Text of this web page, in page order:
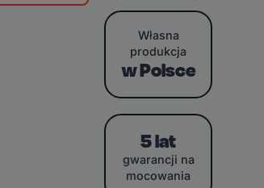
Własna
produkcja
w Polsce
5 lat
gwarancji na
mocowania